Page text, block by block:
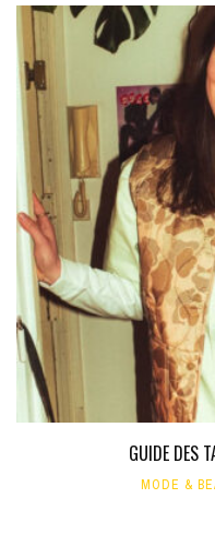
GUIDE DES
MODE &